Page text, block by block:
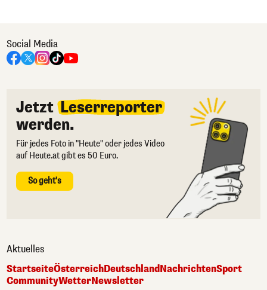
Social Media
Jetzt Leserreporter
werden.
Für jedes Foto in "Heute" oder jedes Video
auf Heute.at gibt es 50 Euro.
So geht's
Aktuelles
StartseiteÖsterreichDeutschlandNachrichtenSport
CommunityWetterNewsletter